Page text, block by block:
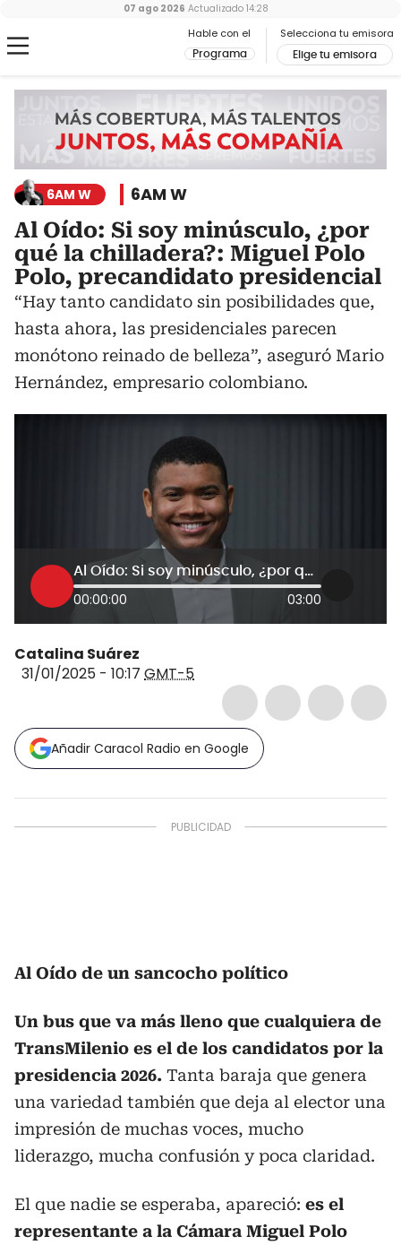
Hable con el
Programa
Selecciona tu emisora
Elige tu emisora
07 ago 2026 Actualizado 14:28
6AM W 6AM W
Al Oído: Si soy minúsculo, ¿por
qué la chilladera?: Miguel Polo
Polo, precandidato presidencial
“Hay tanto candidato sin posibilidades que,
hasta ahora, las presidenciales parecen
monótono reinado de belleza”, aseguró Mario
Hernández, empresario colombiano.
Al Oído: Si soy minúsculo, ¿por qué la chilladera?: Miguel Polo Polo, precandidato presidencial
00:00:00 03:00
Catalina Suárez
31/01/2025 - 10:17 GMT-5
Añadir Caracol Radio en Google
Al Oído de un sancocho político
Un bus que va más lleno que cualquiera de
TransMilenio es el de los candidatos por la
presidencia 2026. Tanta baraja que genera
una variedad también que deja al elector una
impresión de muchas voces, mucho
liderazgo, mucha confusión y poca claridad.
El que nadie se esperaba, apareció: es el
representante a la Cámara Miguel Polo